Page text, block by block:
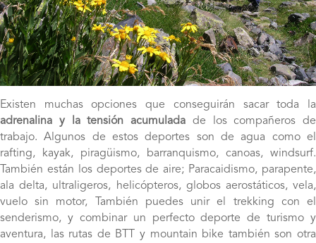
Existen muchas opciones que conseguirán sacar toda la
adrenalina y la tensión acumulada de los compañeros de
trabajo. Algunos de estos deportes son de agua como el
rafting, kayak, piragüismo, barranquismo, canoas, windsurf.
También están los deportes de aire; Paracaidismo, parapente,
ala delta, ultraligeros, helicópteros, globos aerostáticos, vela,
vuelo sin motor, También puedes unir el trekking con el
senderismo, y combinar un perfecto deporte de turismo y
aventura, las rutas de BTT y mountain bike también son otra